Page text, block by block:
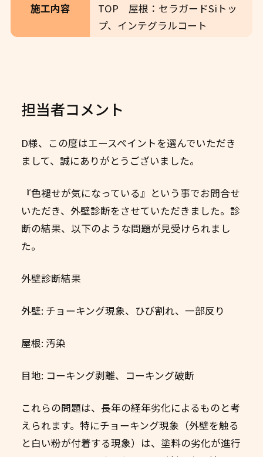
施工内容
TOP 屋根：セラガードSiトッ
プ、インテグラルコート
担当者コメント
D様、この度はエースペイントを選んでいただき
まして、誠にありがとうございました。
『色褪せが気になっている』という事でお問合せ
いただき、外壁診断をさせていただきました。診
断の結果、以下のような問題が見受けられまし
た。
外壁診断結果
外壁: チョーキング現象、ひび割れ、一部反り
屋根: 汚染
目地: コーキング剥離、コーキング破断
これらの問題は、長年の経年劣化によるものと考
えられます。特にチョーキング現象（外壁を触る
と白い粉が付着する現象）は、塗料の劣化が進行